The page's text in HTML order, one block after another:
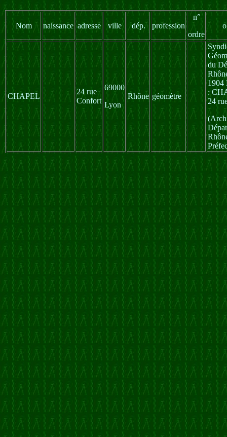
Nom naissance adresse ville dép. profession
n°
ordre
CHAPEL
24 rue
Confort
69000
Lyon
Rhône géomètre
du
1904
:
24